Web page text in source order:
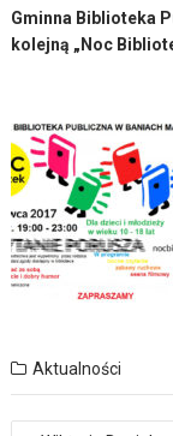
Gminna Biblioteka
kolejną „Noc
Aktualności